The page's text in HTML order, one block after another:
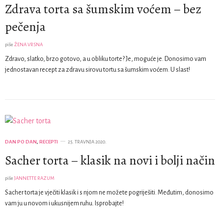
Zdrava torta sa šumskim voćem – bez
pečenja
piše ŽENA VRSNA
Zdravo, slatko, brzo gotovo, a u obliku torte? Je, moguće je. Donosimo vam
jednostavan recept za zdravu sirovu tortu sa šumskim voćem. U slast!
DAN PO DAN, RECEPTI 25. TRAVNJA 2020.
Sacher torta – klasik na novi i bolji način
piše JANNETTE RAZUM
Sacher torta je vječiti klasik i s njom ne možete pogriješiti. Međutim, donosimo
vam ju u novom i ukusnijem ruhu. Isprobajte!